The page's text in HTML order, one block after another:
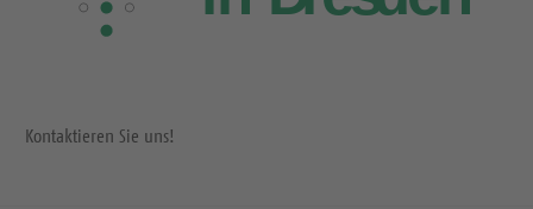
t
Kontaktieren Sie uns!